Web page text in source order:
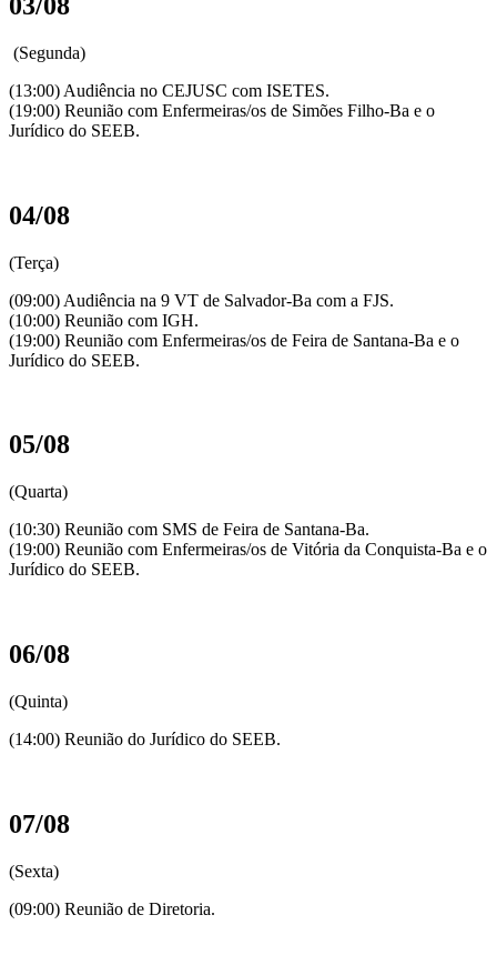
(Segunda)
(13:00) Audiência no CEJUSC com ISETES.
(19:00) Reunião com Enfermeiras/os de Simões Filho-Ba e o
Jurídico do SEEB.
04/08
(Terça)
(09:00) Audiência na 9 VT de Salvador-Ba com a FJS.
(10:00) Reunião com IGH.
(19:00) Reunião com Enfermeiras/os de Feira de Santana-Ba e o
Jurídico do SEEB.
05/08
(Quarta)
(10:30) Reunião com SMS de Feira de Santana-Ba.
(19:00) Reunião com Enfermeiras/os de Vitória da Conquista-Ba e o
Jurídico do SEEB.
06/08
(Quinta)
(14:00) Reunião do Jurídico do SEEB.
07/08
(Sexta)
(09:00) Reunião de Diretoria.